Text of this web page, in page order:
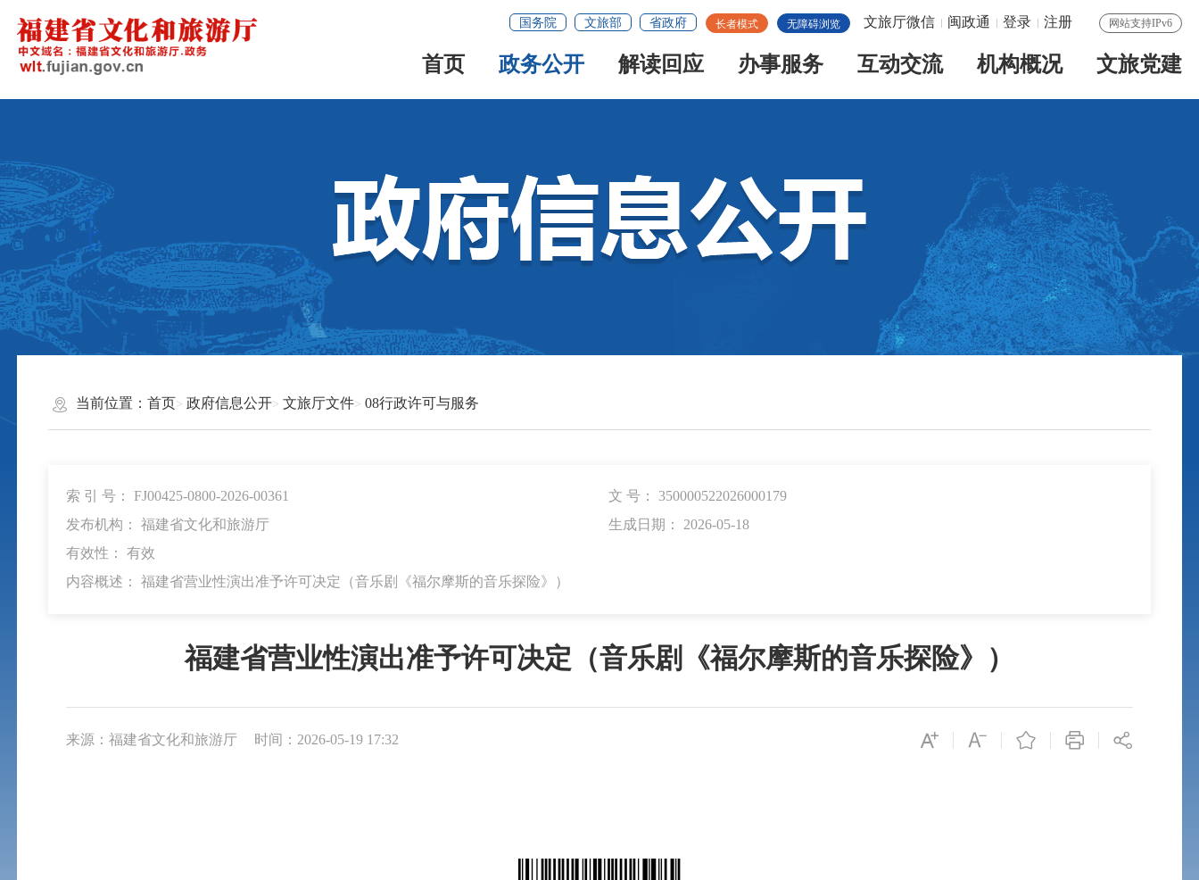
网站支持IPv6
文旅厅微信 闽政通 登录 注册
无障碍浏览
长者模式
国务院 文旅部 省政府
首页 政务公开 解读回应 办事服务 互动交流 机构概况 文旅党建
当前位置： 首页 政府信息公开 文旅厅文件 08行政许可与服务
索 引 号： FJ00425-0800-2026-00361
文 号： 350000522026000179
发布机构： 福建省文化和旅游厅
生成日期： 2026-05-18
有效性： 有效
内容概述： 福建省营业性演出准予许可决定（音乐剧《福尔摩斯的音乐探险》）
福建省营业性演出准予许可决定（音乐剧《福尔摩斯的音乐探险》）
来源：福建省文化和旅游厅 时间：2026-05-19 17:32